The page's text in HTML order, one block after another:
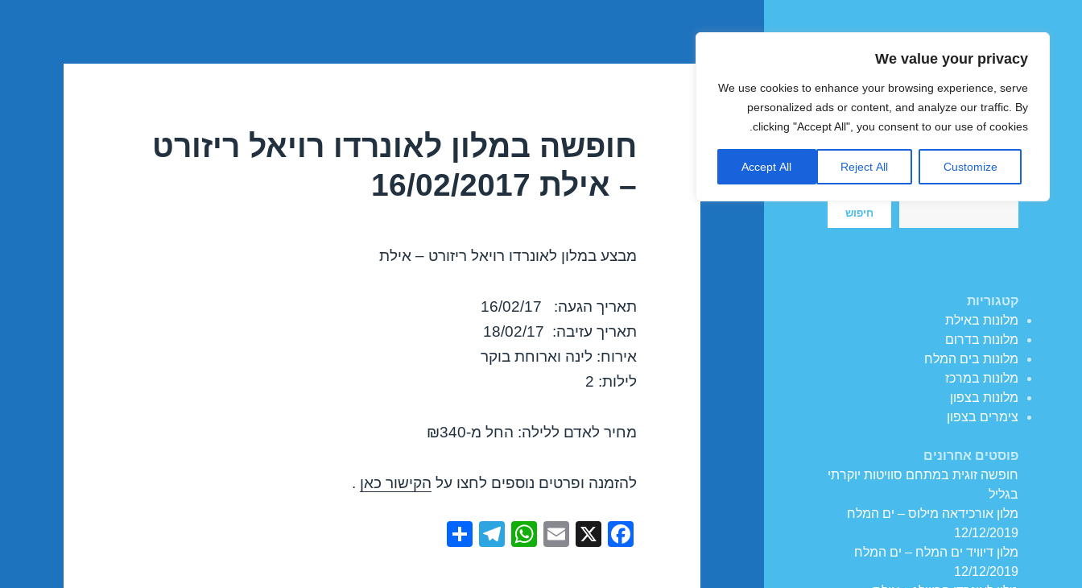
We value your privacy
We use cookies to enhance your browsing experience, serve
personalized ads or content, and analyze our traffic. By
clicking "Accept All", you consent to our use of cookies.
Customize
Reject All
Accept All
צימרים ומלונות זולים בישראל
חיפוש
חיפוש
קטגוריות
מלונות באילת
מלונות בדרום
מלונות בים המלח
מלונות במרכז
מלונות בצפון
צימרים בצפון
פוסטים אחרונים
חופשה זוגית במתחם סוויטות יוקרתי
בגליל
מלון אורכידאה מילוס – ים המלח
12/12/2019
מלון דיוויד ים המלח – ים המלח
12/12/2019
חופשה במלון לאונרדו רויאל ריזורט
– אילת 16/02/2017
מבצע במלון לאונרדו רויאל ריזורט – אילת
תאריך הגעה: 16/02/17
תאריך עזיבה: 18/02/17
אירוח: לינה וארוחת בוקר
לילות: 2
מחיר לאדם ללילה: החל מ-₪340
להזמנה ופרטים נוספים לחצו על הקישור כאן .
F
X
E
W
T